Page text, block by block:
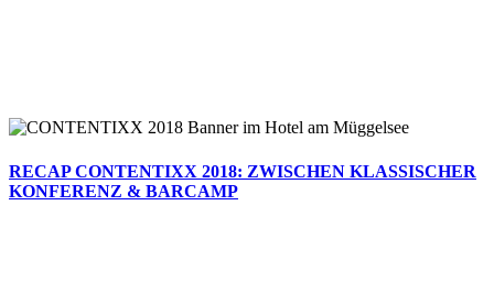
RECAP CONTENTIXX 2018: ZWISCHEN KLASSISCHER
KONFERENZ & BARCAMP